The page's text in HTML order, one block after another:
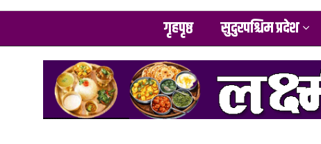
गृहपृष्ठ सुदुरपश्चिम प्रदेश